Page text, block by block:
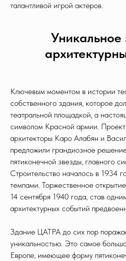
талантливой игрой актеров.
Уникальное
Ключевым моментом в истории
собственного здания, которое
театральной площадкой, а
символом Красной армии.
архитекторы Каро Алабян и
предложили грандиозное
пятиконечной звезды, главного
Строительство началось в 1934
темпами. Торжественное
14 сентября 1940 года, став
архитектурных событий
Здание ЦАТРА до сих пор
уникальностью. Это самое
Европе, имеющее форму